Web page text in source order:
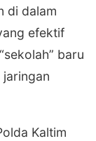
di dalam
efektif
baru
Kaltim